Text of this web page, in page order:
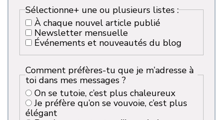
Sélectionne+ une ou plusieurs listes :
À chaque nouvel article publié
Newsletter mensuelle
Événements et nouveautés du blog
Comment préfères-tu que je m’adresse à
toi dans mes messages ?
On se tutoie, c’est plus chaleureux
Je préfère qu’on se vouvoie, c’est plus
élégant